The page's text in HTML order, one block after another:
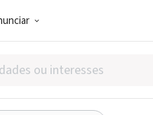
Programs